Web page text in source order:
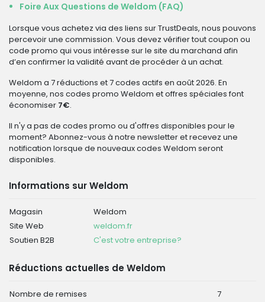
Foire Aux Questions de Weldom (FAQ)
Lorsque vous achetez via des liens sur TrustDeals, nous pouvons
percevoir une commission. Vous devez vérifier tout coupon ou
code promo qui vous intéresse sur le site du marchand afin
d’en confirmer la validité avant de procéder à un achat.
Weldom a 7 réductions et 7 codes actifs en août 2026. En
moyenne, nos codes promo Weldom et offres spéciales font
économiser 7€.
Il n'y a pas de codes promo ou d'offres disponibles pour le
moment? Abonnez-vous à notre newsletter et recevez une
notification lorsque de nouveaux codes Weldom seront
disponibles.
Informations sur Weldom
Magasin
Weldom
Site Web
weldom.fr
Soutien B2B
C'est votre entreprise?
Réductions actuelles de Weldom
Nombre de remises
7